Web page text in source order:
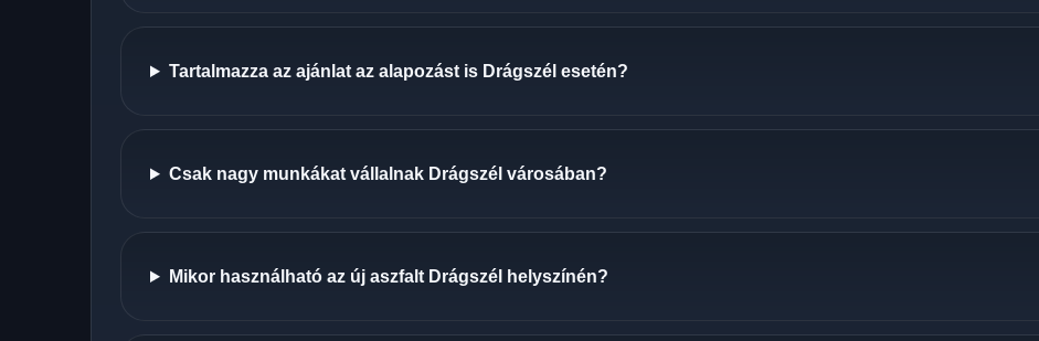
Tartalmazza az ajánlat az alapozást is Drágszél esetén?
Csak nagy munkákat vállalnak Drágszél városában?
Mikor használható az új aszfalt Drágszél helyszínén?